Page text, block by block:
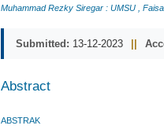
Muhammad Rezky Siregar : UMSU ,
Submitted: 13-12-2023
Abstract
ABSTRAK